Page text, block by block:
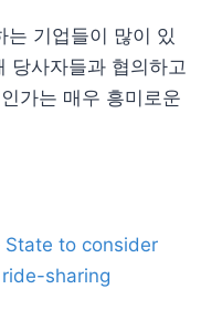
는 기업들이 많이 있
당사자들과 협의하고
가는 매우 흥미로운
State to consider
sharing